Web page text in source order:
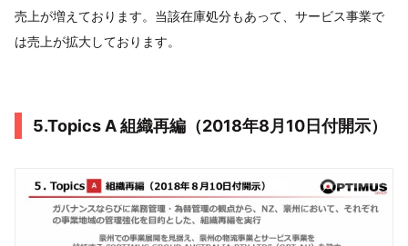
売上が増えております。当該在庫処分もあって、サービス事業で
は売上が拡大しております。
5.Topics A 組織再編（2018年8月10日付開示）